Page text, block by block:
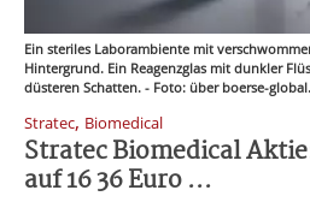
Ein steriles Laborambiente mit
Hintergrund. Ein Reagenzglas mit dunkler
düsteren Schatten. - Foto: über boerse-
Stratec, Biomedical
Stratec Biomedical
auf 16 36 Euro ...